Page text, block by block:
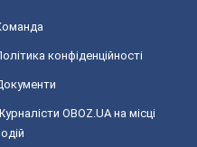
конфіденційності
OBOZ.UA на місці